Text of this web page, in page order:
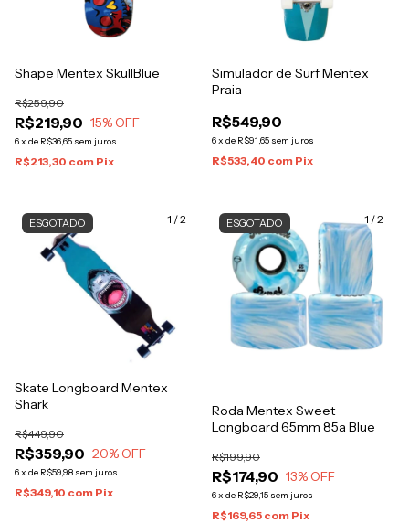
Shape Mentex SkullBlue
R$219,90
R$259,90
15% OFF
6x de R$36,65 sem juros
R$213,30 com Pix
Simulador de Surf Mentex
Praia
R$549,90
6x de R$91,65 sem juros
R$533,40 com Pix
1 /2
ESGOTADO
Skate Longboard Mentex
Shark
R$359,90
R$449,90
20% OFF
6x de R$59,98 sem juros
R$349,10 com Pix
1 /2
ESGOTADO
Roda Mentex Sweet
Longboard 65mm 85a Blue
R$174,90
R$199,90
13% OFF
6x de R$29,15 sem juros
R$169,65 com Pix